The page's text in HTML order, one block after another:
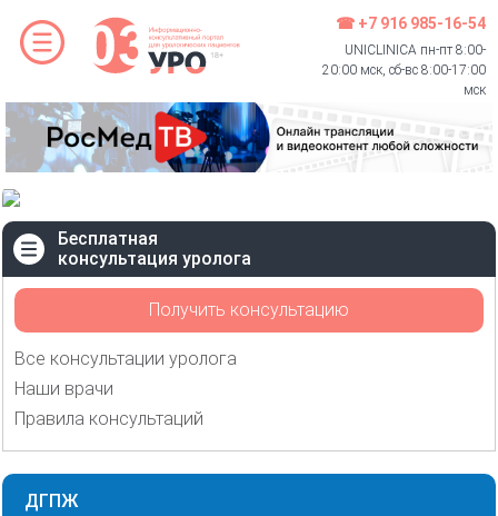
☎ +7 916 985-16-54
UNICLINICA пн-пт 8:00-
20:00 мск, сб-вс 8:00-17:00
мск
Бесплатная
консультация уролога
Получить консультацию
Все консультации уролога
Наши врачи
Правила консультаций
ДГПЖ